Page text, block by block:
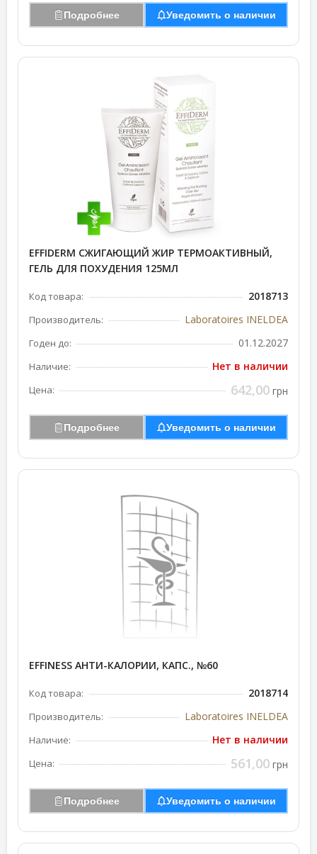
Подробнее Уведомить о наличии
EFFIDERM СЖИГАЮЩИЙ ЖИР ТЕРМОАКТИВНЫЙ,
ГЕЛЬ ДЛЯ ПОХУДЕНИЯ 125МЛ
Код товара: 2018713
Производитель: Laboratoires INELDEA
Годен до: 01.12.2027
Наличие: Нет в наличии
Цена: 642,00 грн
Подробнее Уведомить о наличии
EFFINESS АНТИ-КАЛОРИИ, КАПС., №60
Код товара: 2018714
Производитель: Laboratoires INELDEA
Наличие: Нет в наличии
Цена: 561,00 грн
Подробнее Уведомить о наличии